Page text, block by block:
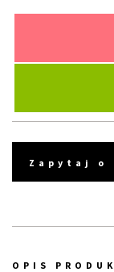
Zapytaj o
OPIS